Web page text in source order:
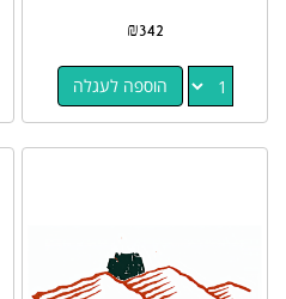
₪342
הוספה לעגלה